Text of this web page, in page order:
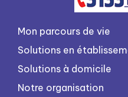
Mon parcours de vie
Solutions en
Solutions à domicile
Notre organisation